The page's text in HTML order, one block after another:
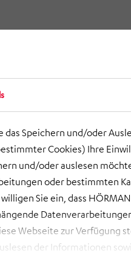
Speichern und/oder
Cookies) Ihre
und/oder auslesen
oder bestimmten
Sie ein, dass
Webseite zur Verfügung
der Informationen